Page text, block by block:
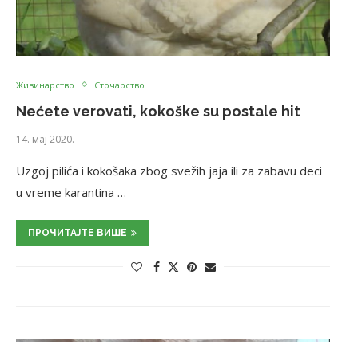
Живинарство Сточарство
Nećete verovati, kokoške su postale hit
14. мај 2020.
Uzgoj pilića i kokošaka zbog svežih jaja ili za zabavu deci
u vreme karantina …
ПРОЧИТАЈТЕ ВИШЕ